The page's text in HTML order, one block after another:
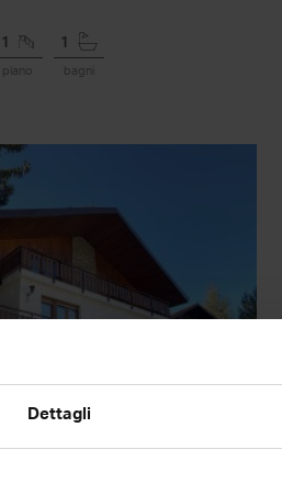
Dettagli
1
piano
1
bagni